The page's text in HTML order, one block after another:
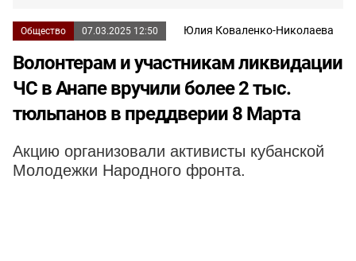
Общество 07.03.2025 12:50 Юлия Коваленко-Николаева
Волонтерам и участникам ликвидации
ЧС в Анапе вручили более 2 тыс.
тюльпанов в преддверии 8 Марта
Акцию организовали активисты кубанской
Молодежки Народного фронта.